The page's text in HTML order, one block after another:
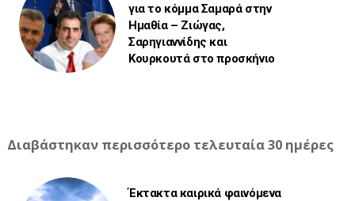
για το κόμμα Σαμαρά στην
Ημαθία – Ζιώγας,
Σαρηγιαννίδης και
Κουρκουτά στο προσκήνιο
Διαβάστηκαν περισσότερο τελευταία 30 ημέρες
Έκτακτα καιρικά φαινόμενα